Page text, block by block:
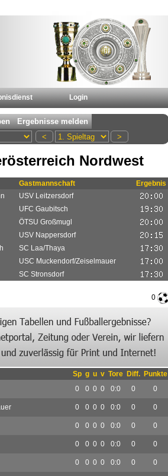
Login
Nordwest
Gastmannschaft
Ergebnis
USV Leitzersdorf
UFC Gaubitsch
ÖTSU Großmugl
USV Nappersdorf
SC Laa/Thaya
USC Muckendorf/Zeiselmauer
SC Stronsdorf
0
Sp g u v Tore Diff.
Punkte
0 0 0 0 0:0 0 0
0 0 0 0 0:0 0 0
0 0 0 0 0:0 0 0
0 0 0 0 0:0 0 0
0 0 0 0 0:0 0 0